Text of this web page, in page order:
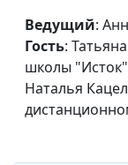
Ведущий:
Гость:
школы
Наталья
счастливым
Прохожу
времена с
Как найти свое